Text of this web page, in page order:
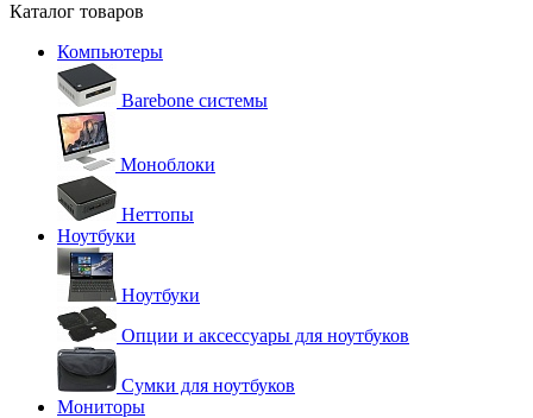
Каталог товаров
Компьютеры
Barebone системы
Моноблоки
Неттопы
Ноутбуки
Ноутбуки
Опции и аксессуары для ноутбуков
Сумки для ноутбуков
Мониторы